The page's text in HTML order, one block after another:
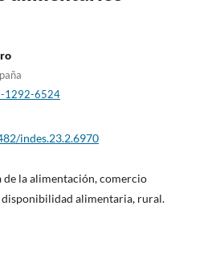
1292-6524
indes.23.2.6970
de la alimentación, comercio
alimentaria, rural.